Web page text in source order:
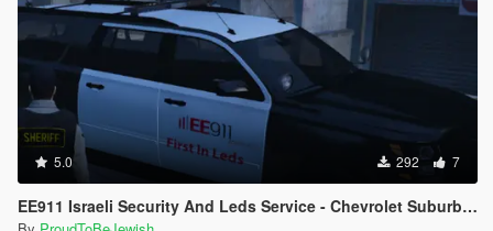
5.0 292 7
EE911 Israeli Security And Leds Service - Chevrolet Suburban